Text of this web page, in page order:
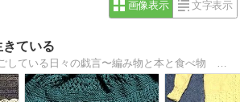
画像表示 文字表示
ている